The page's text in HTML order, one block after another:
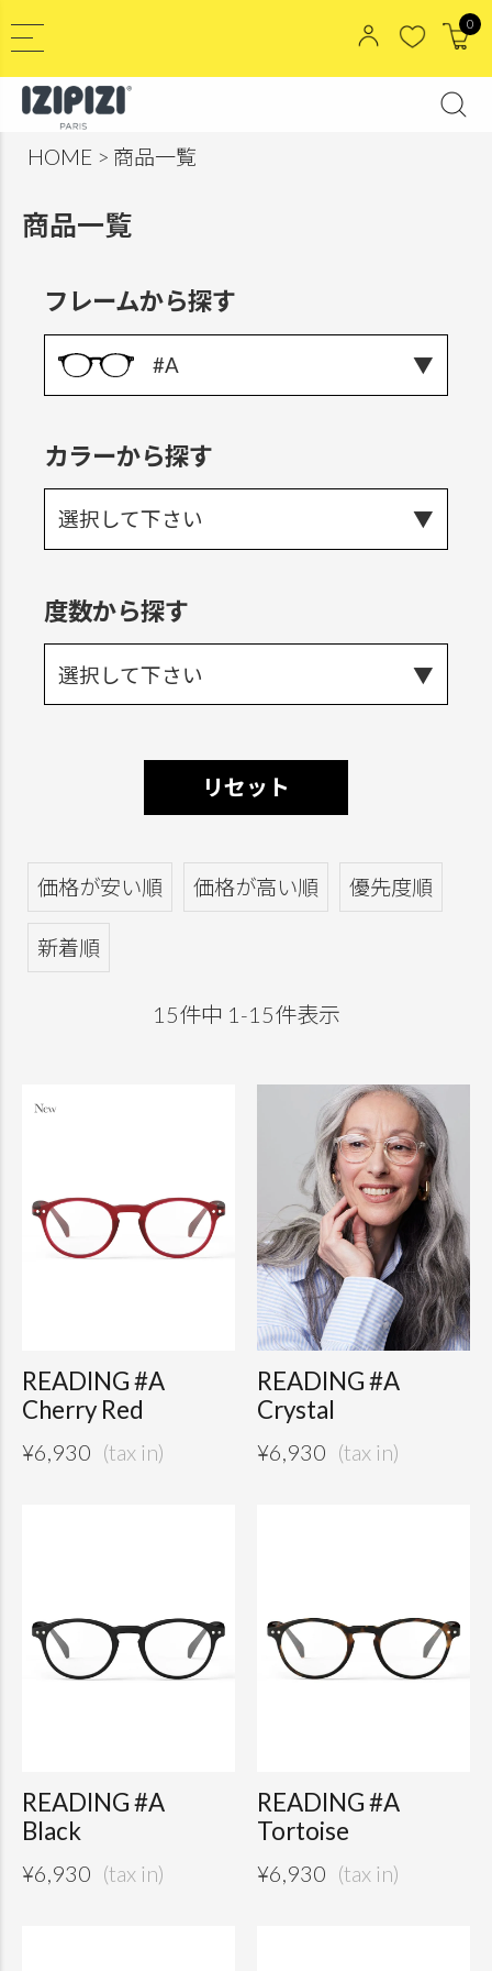
0
HOME 商品一覧
商品一覧
フレームから探す
#A
カラーから探す
選択して下さい
度数から探す
選択して下さい
リセット
価格が安い順 価格が高い順 優先度順
新着順
15件中 1 -15件表示
READING #A
Cherry Red
¥6,930
READING #A
Crystal
¥6,930
READING #A
Black
¥6,930
READING #A
Tortoise
¥6,930